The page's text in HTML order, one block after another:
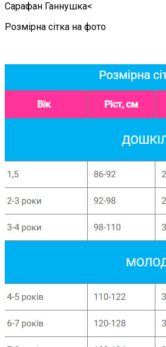
Сарафан Ганнушка<
Розмірна сітка на фото